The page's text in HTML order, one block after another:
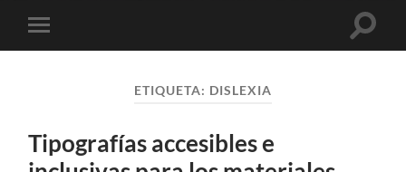
Alternar
el
ETIQUETA: DISLEXIA
Tipografías accesibles e